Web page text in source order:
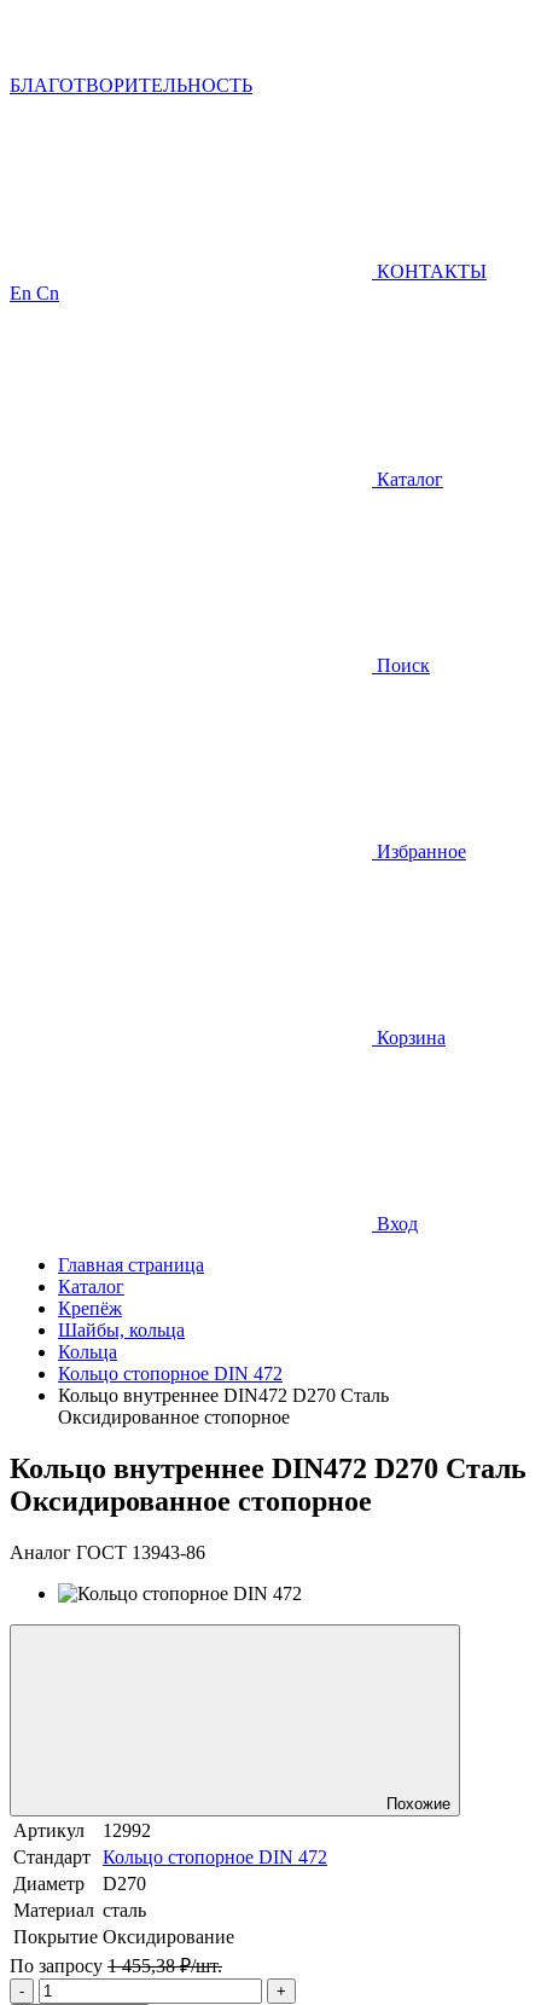
БЛАГОТВОРИТЕЛЬНОСТЬ
КОНТАКТЫ
En Cn
Каталог
Поиск
Избранное
Корзина
Вход
Главная страница
Каталог
Крепёж
Шайбы, кольца
Кольца
Кольцо стопорное DIN 472
Кольцо внутреннее DIN472 D270 Сталь
Оксидированное стопорное
Кольцо внутреннее DIN472 D270 Сталь
Оксидированное стопорное
Аналог ГОСТ 13943-86
Похожие
Артикул
12992
Стандарт Кольцо стопорное DIN 472
Диаметр
D270
Материал сталь
Покрытие Оксидирование
По запросу 1 455,38 ₽/шт.
-
+